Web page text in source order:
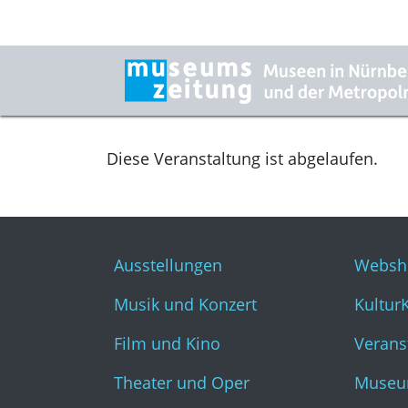
Diese Veranstaltung ist abgelaufen.
Ausstellungen
Musik und Konzert
Film und Kino
Theater und Oper